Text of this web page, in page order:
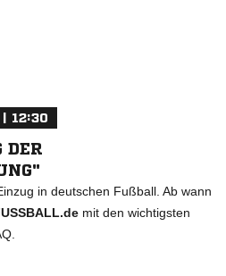
12:30
DER
in deutschen Fußball. Ab wann
mit den wichtigsten